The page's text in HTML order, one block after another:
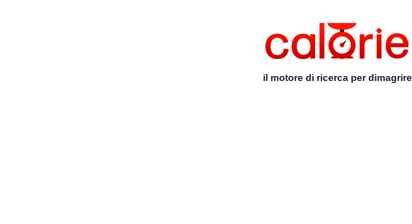
il motore di ricerca per dimagrire